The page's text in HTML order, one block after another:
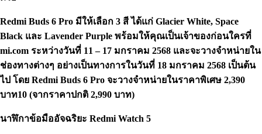
Redmi Buds 6 Pro มีให้เลือก 3 สี ได้แก่ Glacier White, Space
Black และ Lavender Purple พร้อมให้คุณเป็นเจ้าของก่อนใครที่
mi.com ระหว่างวันที่ 11 – 17 มกราคม 2568 และจะวางจำหน่ายใน
ช่องทางต่างๆ อย่างเป็นทางการในวันที่ 18 มกราคม 2568 เป็นต้น
ไป โดย Redmi Buds 6 Pro จะวางจำหน่ายในราคาพิเศษ 2,390
บาท10 (จากราคาปกติ 2,990 บาท)
นาฬิกาข้อมืออัจฉริยะ Redmi Watch 5